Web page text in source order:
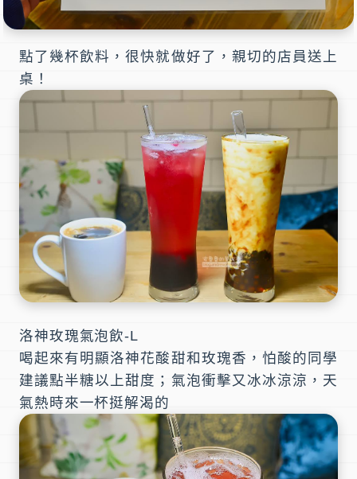
點了幾杯飲料，很快就做好了，親切的店員送上
桌！
洛神玫瑰氣泡飲-L
喝起來有明顯洛神花酸甜和玫瑰香，怕酸的同學
建議點半糖以上甜度；氣泡衝擊又冰冰涼涼，天
氣熱時來一杯挺解渴的